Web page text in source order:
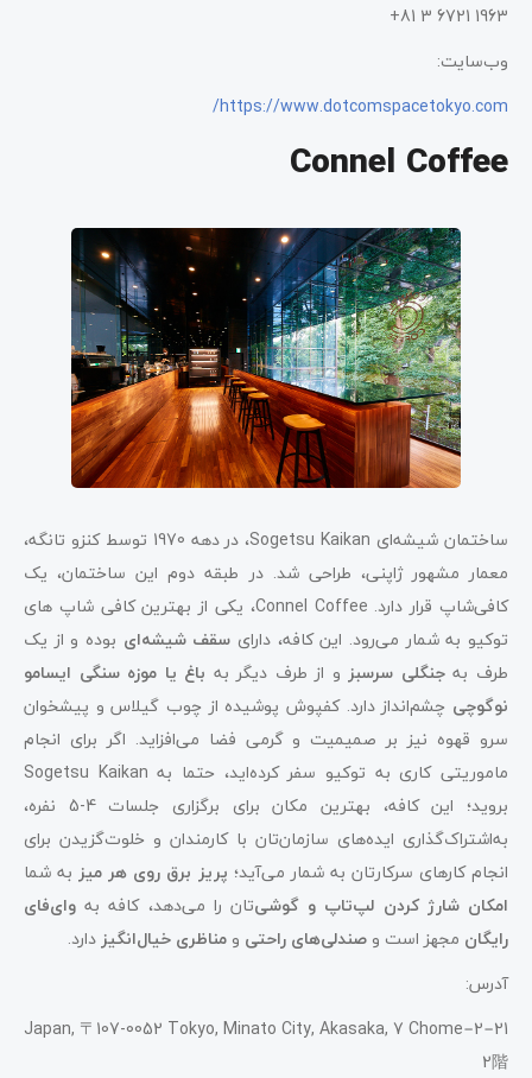
1963 6721 3 81+
وب‌سایت:
https://www.dotcomspacetokyo.com/
Connel Coffee
ساختمان شیشه‌ای Sogetsu Kaikan، در دهه 1970 توسط کنزو تانگه،
معمار مشهور ژاپنی، طراحی شد. در طبقه دوم این ساختمان، یک
کافی‌شاپ قرار دارد. Connel Coffee، یکی از بهترین کافی ‌شاپ‌ های
توکیو به شمار می‌رود. این کافه، دارای سقف شیشه‌ای بوده و از یک
طرف بهجنگلی سرسبز و از طرف دیگر به باغ یا موزه سنگی ایسامو
نوگوچی چشم‌انداز دارد. کفپوش پوشیده از چوب گیلاس و پیشخوان
سرو قهوه نیز بر صمیمیت و گرمی فضا می‌افزاید. اگر برای انجام
ماموریتی کاری به توکیو سفر کرده‌اید، حتما به Sogetsu Kaikan
بروید؛ این کافه، بهترین مکان برای برگزاری جلسات 4-5 نفره،
به‌اشتراک‌گذاری ایده‌های سازمان‌تان با کارمندان و خلوت‌گزیدن برای
انجام کارهای سرکارتان به شمار می‌آید؛ پریز برق روی هر میز به شما
امکان شارژ کردن لپ‌تاپ و گوشی‌تان را می‌دهد، کافه به وای‌فای
رایگان مجهز است و صندلی‌های راحتی و مناظری خیال‌انگیز دارد.
آدرس:
Japan, 〒107-0052 Tokyo, Minato City, Akasaka, 7 Chome−2−21
2階